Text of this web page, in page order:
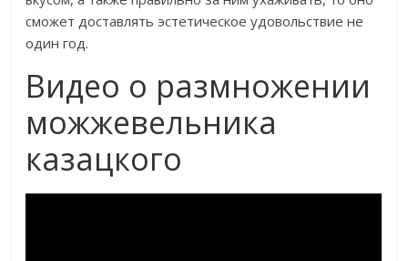
сможет доставлять эстетическое удовольствие не
один год.
Видео о размножении
можжевельника
казацкого